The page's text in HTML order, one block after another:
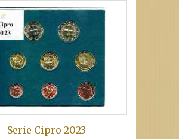
Serie Cipro 2023